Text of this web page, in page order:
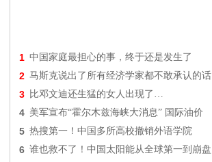
1 中国家庭最担心的事，终于还是发生了
2 马斯克说出了所有经济学家都不敢承认的话
3 比邓文迪还生猛的女人出现了…
4 美军宣布“霍尔木兹海峡大消息” 国际油价
5 热搜第一！中国多所高校撤销外语学院
6 谁也救不了！中国太阳能从全球第一到崩盘